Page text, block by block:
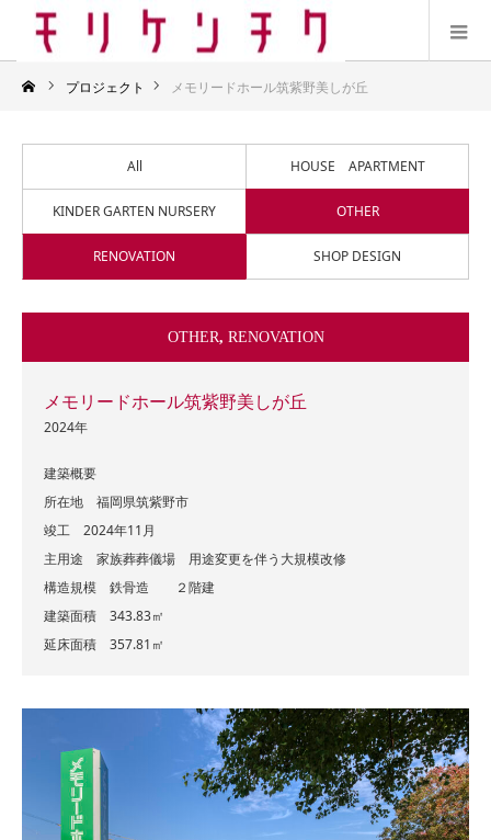
プロジェクト メモリードホール筑紫野美しが丘
All HOUSE APARTMENT
KINDER GARTEN NURSERY OTHER
RENOVATION SHOP DESIGN
OTHER, RENOVATION
メモリードホール筑紫野美しが丘
2024年
建築概要
所在地 福岡県筑紫野市
竣工 2024年11月
主用途 家族葬葬儀場 用途変更を伴う大規模改修
構造規模 鉄骨造 ２階建
建築面積 343.83㎡
延床面積 357.81㎡